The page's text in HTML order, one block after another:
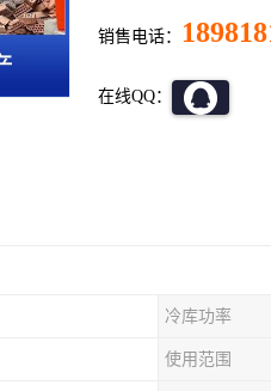
销售电话：
在线QQ：
冷库功率
使用范围